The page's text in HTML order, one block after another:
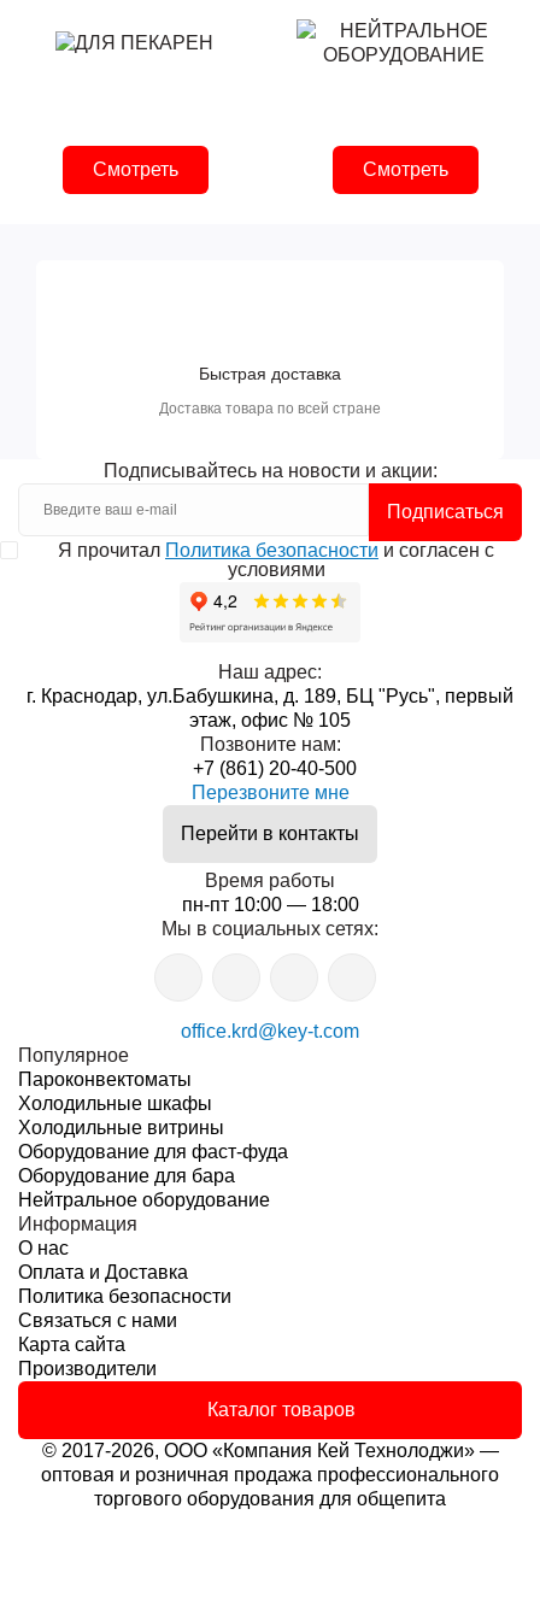
Смотреть Смотреть
Быстрая доставка
Доставка товара по всей стране
Подписывайтесь на новости и акции:
Подписаться
Я прочитал Политика безопасности и согласен с
условиями
Наш адрес:
г. Краснодар, ул.Бабушкина, д. 189, БЦ "Русь", первый
этаж, офис № 105
Позвоните нам:
+7 (861) 20-40-500
Перезвоните мне
Перейти в контакты
Время работы
пн-пт 10:00 — 18:00
Мы в социальных сетях:
office.krd@key-t.com
Популярное
Пароконвектоматы
Холодильные шкафы
Холодильные витрины
Оборудование для фаст-фуда
Оборудование для бара
Нейтральное оборудование
Информация
О нас
Оплата и Доставка
Политика безопасности
Связаться с нами
Карта сайта
Производители
Каталог товаров
© 2017-2026, ООО «Компания Кей Технолоджи» —
оптовая и розничная продажа профессионального
торгового оборудования для общепита